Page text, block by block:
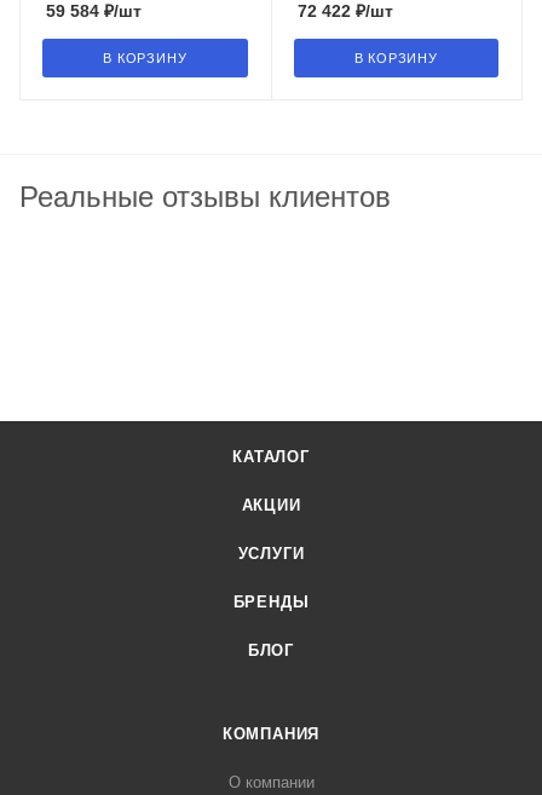
59 584 ₽/шт
В КОРЗИНУ
72 422₽/шт
В КОРЗИНУ
Реальные отзывы клиентов
КАТАЛОГ
АКЦИИ
УСЛУГИ
БРЕНДЫ
БЛОГ
КОМПАНИЯ
О компании